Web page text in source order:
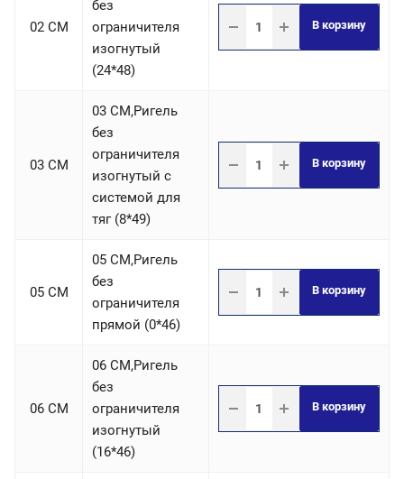
02 СM
без
ограничителя
изогнутый
(24*48)
В корзину
03 СM
03 СM,Ригель
без
ограничителя
изогнутый с
системой для
тяг (8*49)
В корзину
05 СM
05 СM,Ригель
без
ограничителя
прямой (0*46)
В корзину
06 СM
06 СM,Ригель
без
ограничителя
изогнутый
(16*46)
В корзину